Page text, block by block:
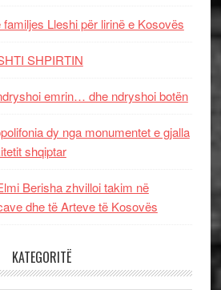
Lleshi për lirinë e Kosovës
SHPIRTIN
emrin… dhe ndryshoi botën
dy nga monumentet e gjalla
shqiptar
Berisha zhvilloi takim në
dhe të Arteve të Kosovës
KATEGORITË